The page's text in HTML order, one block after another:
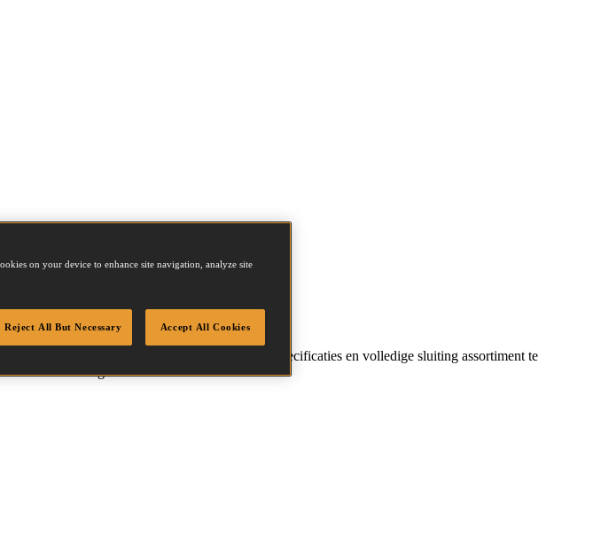
meer details met inbegrip van de technische specificaties en volledige sluiting assortiment te
de tool meest geschikt is voor de taak.
on your device to enhance site navigation, analyze site
Reject All But Necessary Accept All Cookies